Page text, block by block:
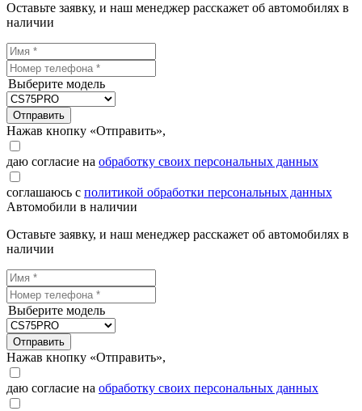
Оставьте заявку, и наш менеджер расскажет об автомобилях в
наличии
Выберите модель
Отправить
Нажав кнопку «Отправить»,
даю согласие на обработку своих персональных данных
соглашаюсь с политикой обработки персональных данных
Автомобили в наличии
Оставьте заявку, и наш менеджер расскажет об автомобилях в
наличии
Выберите модель
Отправить
Нажав кнопку «Отправить»,
даю согласие на обработку своих персональных данных